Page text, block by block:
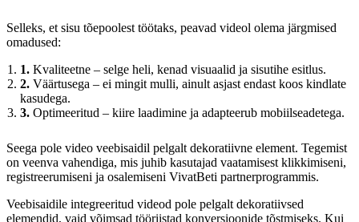
Selleks, et sisu tõepoolest töötaks, peavad videol olema järgmised
omadused:
1. Kvaliteetne – selge heli, kenad visuaalid ja sisutihe esitlus.
2. Väärtusega – ei mingit mulli, ainult asjast endast koos kindlate
kasudega.
3. Optimeeritud – kiire laadimine ja adapteerub mobiilseadetega.
Seega pole video veebisaidil pelgalt dekoratiivne element. Tegemist
on veenva vahendiga, mis juhib kasutajad vaatamisest klikkimiseni,
registreerumiseni ja osalemiseni VivatBeti partnerprogrammis.
Veebisaidile integreeritud videod pole pelgalt dekoratiivsed
elemendid, vaid võimsad tööriistad konversioonide tõstmiseks. Kui